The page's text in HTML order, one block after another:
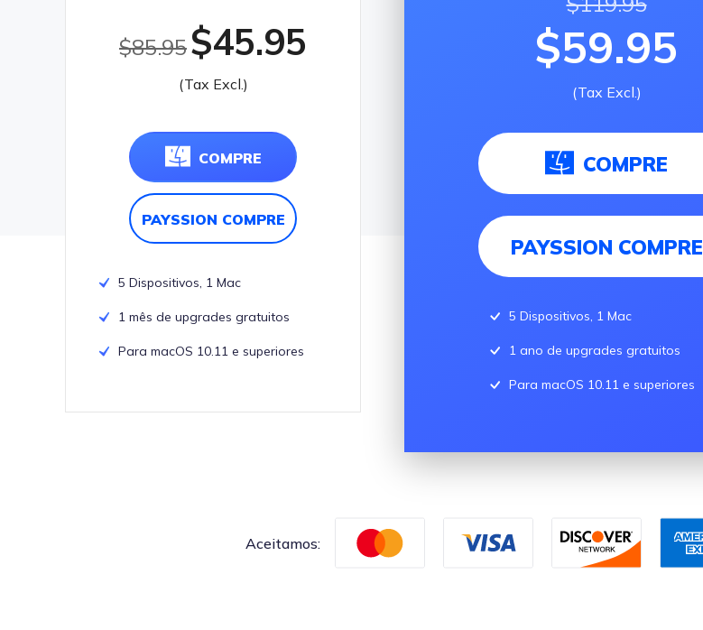
$85.95$45.95
(Tax Excl.)
COMPRE
PAYSSION COMPRE
5 Dispositivos, 1 Mac
1 mês de upgrades gratuitos
Para macOS 10.11 e superiores
$59.95
(Tax Excl.)
COMPRE
PAYSSION COMPRE
5 Dispositivos, 1 Mac
1 ano de upgrades gratuitos
Para macOS 10.11 e superiores
Aceitamos: